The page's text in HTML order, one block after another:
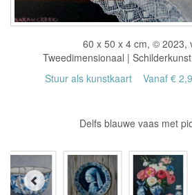
60 x 50 x 4 cm, © 2023,
Tweedimensionaal |
Stuur als kunstkaart Vanaf €
Delfs blauwe vaas met